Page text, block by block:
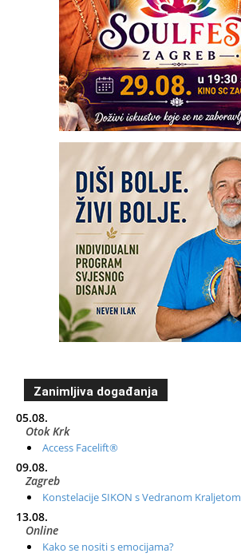
Zanimljiva događanja
05.08.
Otok Krk
Access Facelift®
09.08.
Zagreb
Konstelacije SIKON s Vedranom Kraljetom
13.08.
Online
Kako se nositi s emocijama?